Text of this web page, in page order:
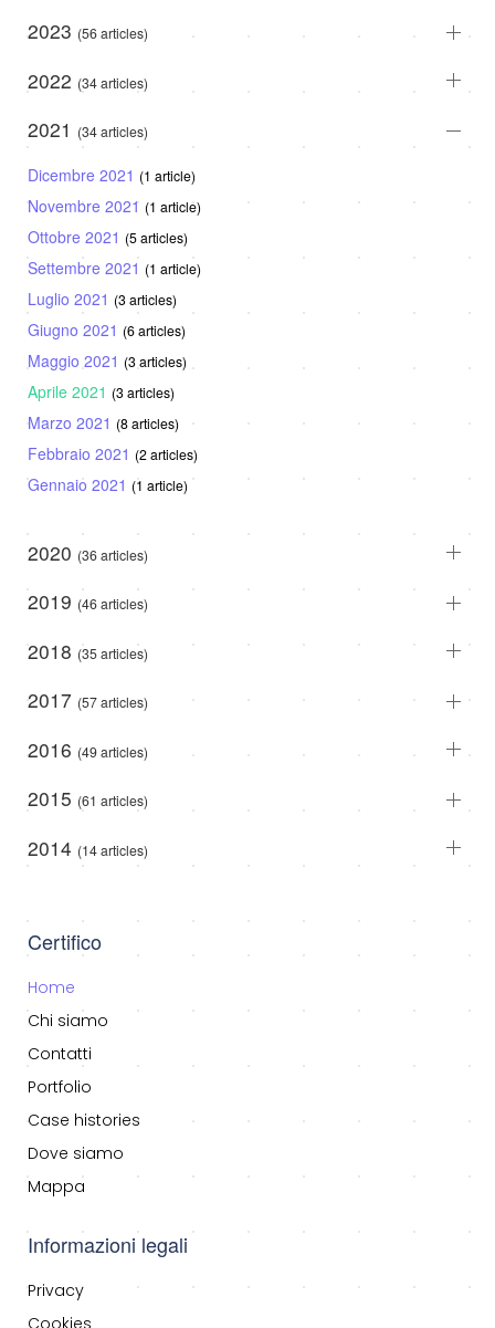
2023 (56 articles)
2022 (34 articles)
2021 (34 articles)
Dicembre 2021 (1 article)
Novembre 2021 (1 article)
Ottobre 2021 (5 articles)
Settembre 2021 (1 article)
Luglio 2021 (3 articles)
Giugno 2021 (6 articles)
Maggio 2021 (3 articles)
Aprile 2021 (3 articles)
Marzo 2021 (8 articles)
Febbraio 2021 (2 articles)
Gennaio 2021 (1 article)
2020 (36 articles)
2019 (46 articles)
2018 (35 articles)
2017 (57 articles)
2016 (49 articles)
2015 (61 articles)
2014 (14 articles)
Certifico
Home
Chi siamo
Contatti
Portfolio
Case histories
Dove siamo
Mappa
Informazioni legali
Privacy